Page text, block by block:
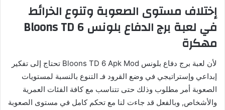
إختلاف مستوى الصعوبة وتنوع الخرائط
في لعبة برج الدفاع بلونس Bloons TD 6
مهكرة
لأن لعبة برج دفاع بلونس Bloons TD 6 Apk Mod تحتاج إلى تفكير
إبداعي وإستراتيجي في وضع القرود فـ التنوع بالنسبة لمستويات
الصعوبة أمر مطلوب وذلك حتى تتناسب مع كافة الفئات العمرية
والأشخاص, وبالفعل قد جاءت لنا مع تحكم كامل في مستوى الصعوبة